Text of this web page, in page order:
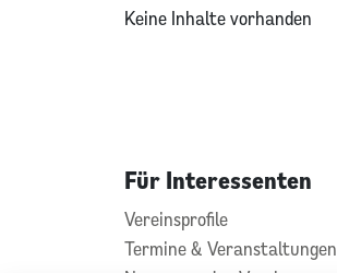
Keine Inhalte vorhanden
Für Interessenten
Vereinsprofile
Termine & Veranstaltungen